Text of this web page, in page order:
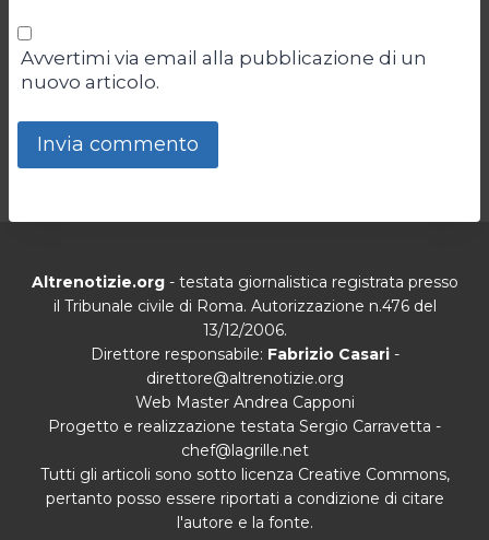
Avvertimi via email alla pubblicazione di un
nuovo articolo.
Altrenotizie.org- testata giornalistica registrata presso
il Tribunale civile di Roma. Autorizzazione n.476 del
13/12/2006.
Direttore responsabile: Fabrizio Casari-
direttore@altrenotizie.org
Web Master Andrea Capponi
Progetto e realizzazione testata Sergio Carravetta -
chef@lagrille.net
Tutti gli articoli sono sotto licenza Creative Commons,
pertanto posso essere riportati a condizione di citare
l'autore e la fonte.